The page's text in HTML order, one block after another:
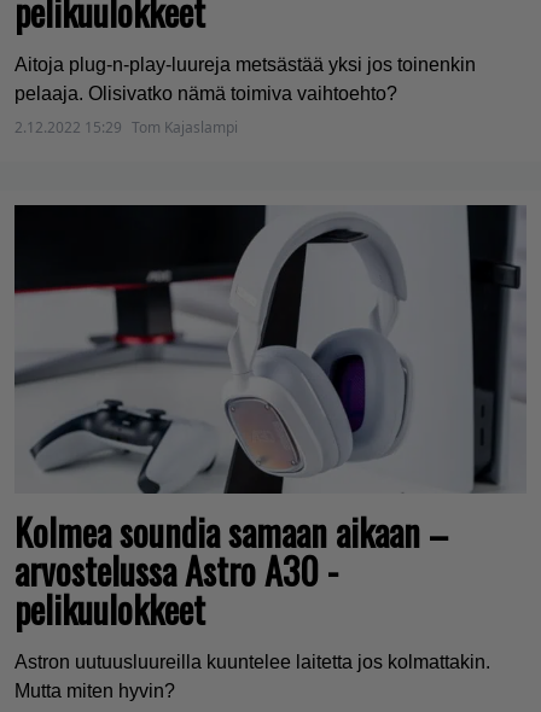
pelikuulokkeet
Aitoja plug-n-play-luureja metsästää yksi jos toinenkin
pelaaja. Olisivatko nämä toimiva vaihtoehto?
2.12.2022 15:29 Tom Kajaslampi
Kolmea soundia samaan aikaan –
arvostelussa Astro A30 -
pelikuulokkeet
Astron uutuusluureilla kuuntelee laitetta jos kolmattakin.
Mutta miten hyvin?